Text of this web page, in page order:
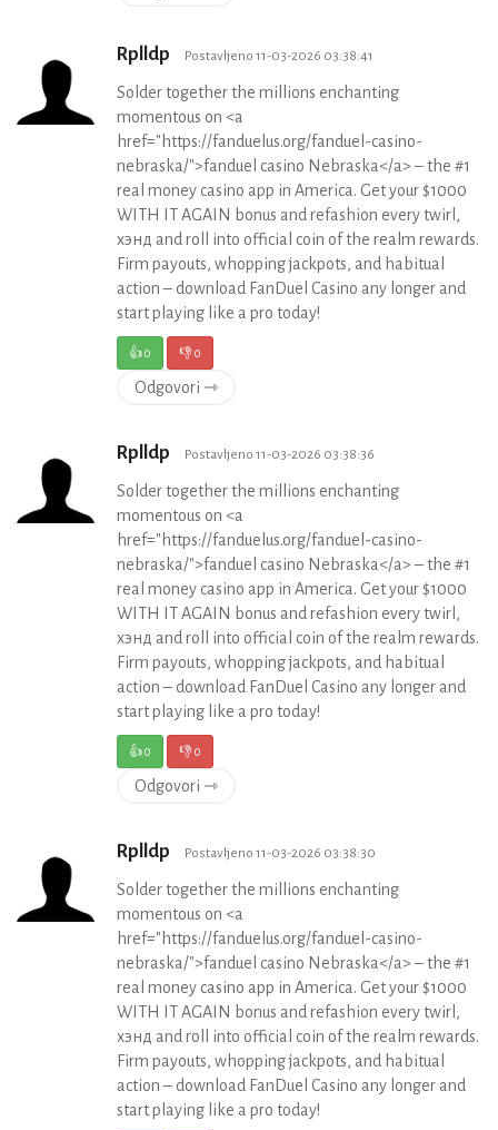
Rplldp Postavljeno 11-03-2026 03:38:41
Solder together the millions enchanting
momentous on <a
href="https://fanduelus.org/fanduel-casino-
nebraska/">fanduel casino Nebraska</a> – the #1
real money casino app in America. Get your $1000
WITH IT AGAIN bonus and refashion every twirl,
хэнд and roll into official coin of the realm rewards.
Firm payouts, whopping jackpots, and habitual
action – download FanDuel Casino any longer and
start playing like a pro today!
👍0 👎0
Odgovori ⇾
Rplldp Postavljeno 11-03-2026 03:38:36
Solder together the millions enchanting
momentous on <a
href="https://fanduelus.org/fanduel-casino-
nebraska/">fanduel casino Nebraska</a> – the #1
real money casino app in America. Get your $1000
WITH IT AGAIN bonus and refashion every twirl,
хэнд and roll into official coin of the realm rewards.
Firm payouts, whopping jackpots, and habitual
action – download FanDuel Casino any longer and
start playing like a pro today!
👍0 👎0
Odgovori ⇾
Rplldp Postavljeno 11-03-2026 03:38:30
Solder together the millions enchanting
momentous on <a
href="https://fanduelus.org/fanduel-casino-
nebraska/">fanduel casino Nebraska</a> – the #1
real money casino app in America. Get your $1000
WITH IT AGAIN bonus and refashion every twirl,
хэнд and roll into official coin of the realm rewards.
Firm payouts, whopping jackpots, and habitual
action – download FanDuel Casino any longer and
start playing like a pro today!